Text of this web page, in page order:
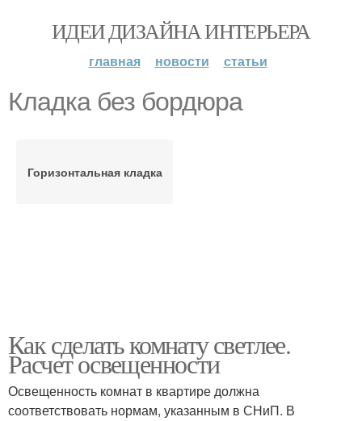
ИДЕИ ДИЗАЙНА ИНТЕРЬЕРА
главная новости статьи
Кладка без бордюра
Горизонтальная кладка
Как сделать комнату светлее.
Расчет освещенности
Освещенность комнат в квартире должна
соответствовать нормам, указанным в СНиП. В